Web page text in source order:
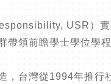
USR）
領前瞻學士學位學
台灣從1994年推